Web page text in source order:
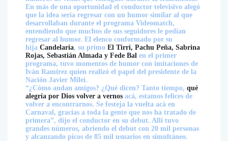
En más de una oportunidad el conductor televisivo alegó
que la idea sería regresar con un humor similar al que
desarrollaban durante el programa Videomatch,
entendiendo que muchos de sus seguidores le pedían
regresar al humor. El elenco conformado por su
hija Candelaria, su primo El Tirri, Pachu Peña, Sabrina
Rojas, Sebastián Almada y Fede Bal en el primer
programa, tuvo momentos de humor con imitaciones de
Iván Ramírez quien realizó el papel del presidente de la
Nación Javier Milei.
“¿Cómo andan amigos? ¿Qué dicen? Tanto tiempo, qué
alegría por Dios volver a vernos acá, estamos felices de
volver a encontrarnos. Se festeja la vuelta acá en
Carnaval, gracias a toda la gente que nos ha tratado de
primera”, dijo el conductor en su debut. Allí tuvo
grandes números, abriendo el debut con 20 mil personas
y alcanzando picos de 85 mil usuarios en simultáneo.